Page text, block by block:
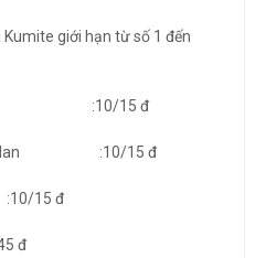
giới hạn từ số 1 đến
) :10/15 đ
Nidan :10/15 đ
15 đ
đ